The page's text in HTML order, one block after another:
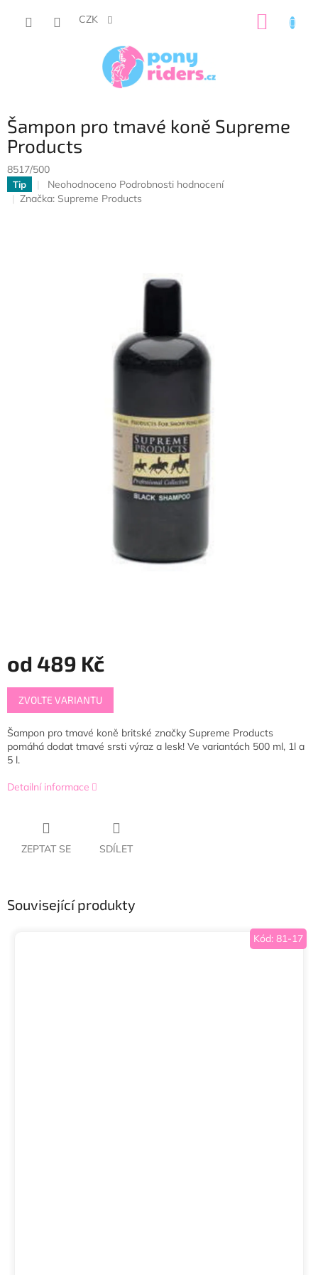
CZK
Šampon pro tmavé koně Supreme
Products
8517/500
Tip
Průměrné
hodnocení
Neohodnoceno Podrobnosti hodnocení
Značka: Supreme Products
od 489 Kč
Měrná
cena:
ZVOLTE VARIANTU
Šampon pro tmavé koně britské značky Supreme Products
pomáhá dodat tmavé srsti výraz a lesk! Ve variantách 500 ml, 1l a
5 l.
Detailní informace
ZEPTAT SE SDÍLET
Související produkty
Kód: 81-17